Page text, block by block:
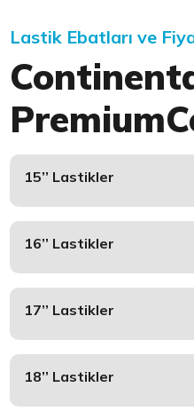
Lastik Ebatları ve
15’’ Lastikler
16’’ Lastikler
17’’ Lastikler
18’’ Lastikler